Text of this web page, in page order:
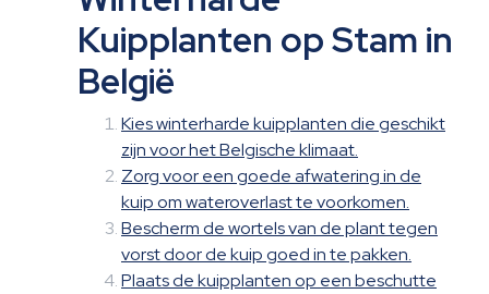
Kuipplanten op Stam in
België
Kies winterharde kuipplanten die geschikt
zijn voor het Belgische klimaat.
Zorg voor een goede afwatering in de
kuip om wateroverlast te voorkomen.
Bescherm de wortels van de plant tegen
vorst door de kuip goed in te pakken.
Plaats de kuipplanten op een beschutte